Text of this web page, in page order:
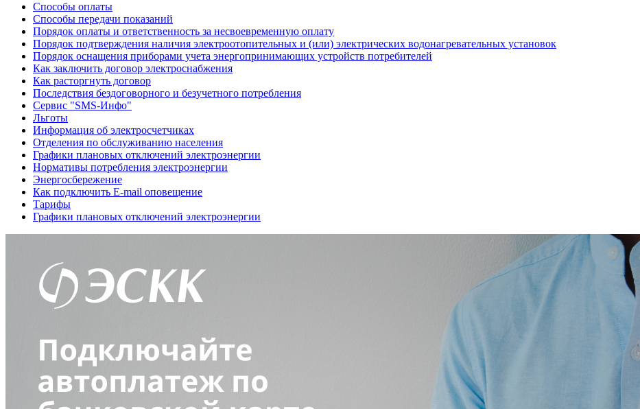
Способы оплаты
Способы передачи показаний
Порядок оплаты и ответственность за несвоевременную оплату
Порядок подтверждения наличия электроотопительных и (или) электрических водонагревательных установок
Порядок оснащения приборами учета энергопринимающих устройств потребителей
Как заключить договор электроснабжения
Как расторгнуть договор
Последствия бездоговорного и безучетного потребления
Сервис "SMS-Инфо"
Льготы
Информация об электросчетчиках
Отделения по обслуживанию населения
Графики плановых отключений электроэнергии
Нормативы потребления электроэнергии
Энергосбережение
Как подключить E-mail оповещение
Тарифы
Графики плановых отключений электроэнергии